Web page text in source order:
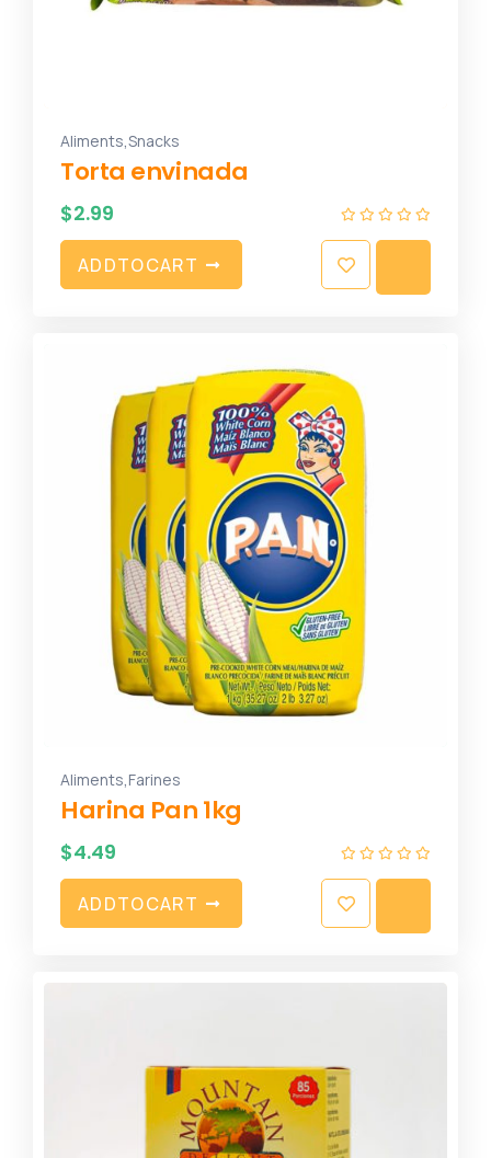
Aliments,Snacks
Torta envinada
$2.99
ADDTOCART
Aliments,Farines
Harina Pan 1kg
$4.49
ADDTOCART